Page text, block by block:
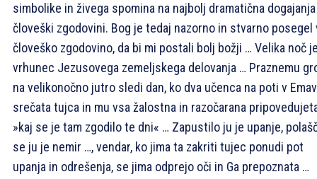
simbolike in živega spomina na najbolj dramatična
človeški zgodovini. Bog je tedaj nazorno in stvarno posegel
človeško zgodovino, da bi mi postali bolj božji … Velika noč
vrhunec Jezusovega zemeljskega delovanja … Praznemu
na velikonočno jutro sledi dan, ko dva učenca na poti v
srečata tujca in mu vsa žalostna in razočarana
»kaj se je tam zgodilo te dni« … Zapustilo ju je upanje,
se ju je nemir …, vendar, ko jima ta zakriti tujec ponudi pot
upanja in odrešenja, se jima odprejo oči in Ga prepoznata …